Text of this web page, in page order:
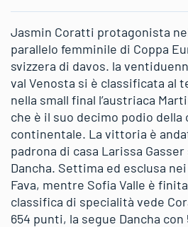
Jasmin Coratti protagonista
parallelo femminile di Coppa
svizzera di davos. la
val Venosta si è classificata al
nella small final l’austriaca
che è il suo decimo podio
continentale. La vittoria è
padrona di casa Larissa
Dancha. Settima ed esclusa
Fava, mentre Sofia Valle è
classifica di specialità vede
654 punti, la segue Dancha con